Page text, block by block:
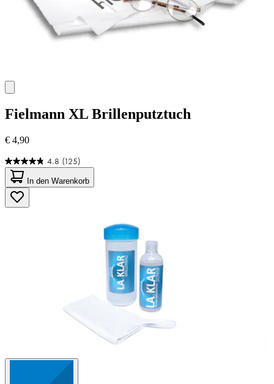
Fielmann XL Brillenputztuch
€ 4,90
4.8 (125)
4.8
von
5
Sternen.
125
In den Warenkorb